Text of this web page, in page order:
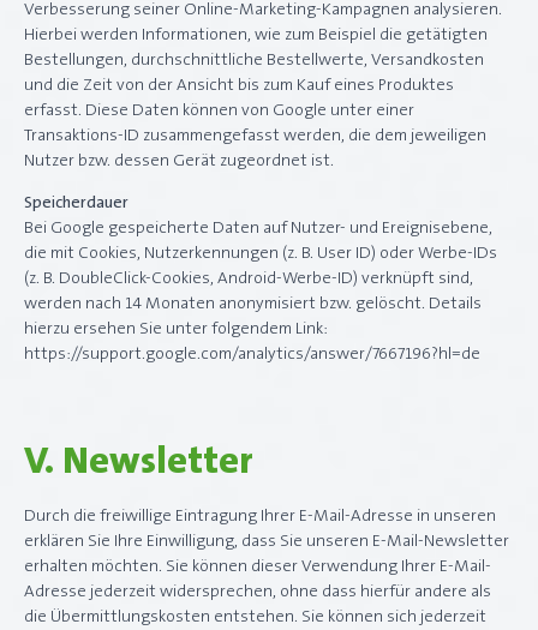
Verbesserung seiner Online-Marketing-Kampagnen analysieren.
Hierbei werden Informationen, wie zum Beispiel die getätigten
Bestellungen, durchschnittliche Bestellwerte, Versandkosten
und die Zeit von der Ansicht bis zum Kauf eines Produktes
erfasst. Diese Daten können von Google unter einer
Transaktions-ID zusammengefasst werden, die dem jeweiligen
Nutzer bzw. dessen Gerät zugeordnet ist.
Speicherdauer
Bei Google gespeicherte Daten auf Nutzer- und Ereignisebene,
die mit Cookies, Nutzerkennungen (z. B. User ID) oder Werbe-IDs
(z. B. DoubleClick-Cookies, Android-Werbe-ID) verknüpft sind,
werden nach 14 Monaten anonymisiert bzw. gelöscht. Details
hierzu ersehen Sie unter folgendem Link:
https://support.google.com/analytics/answer/7667196?hl=de
V. Newsletter
Durch die freiwillige Eintragung Ihrer E-Mail-Adresse in unseren
erklären Sie Ihre Einwilligung, dass Sie unseren E-Mail-Newsletter
erhalten möchten. Sie können dieser Verwendung Ihrer E-Mail-
Adresse jederzeit widersprechen, ohne dass hierfür andere als
die Übermittlungskosten entstehen. Sie können sich jederzeit